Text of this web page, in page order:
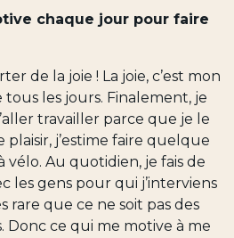
chaque jour pour faire
de la joie ! La joie, c’est mon
les jours. Finalement, je
travailler parce que je le
j’estime faire quelque
vélo. Au quotidien, je fais de
les gens pour qui j’interviens
rare que ce ne soit pas des
Donc ce qui me motive à me